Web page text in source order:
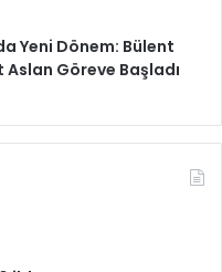
Yeni Dönem: Bülent
Göreve Başladı